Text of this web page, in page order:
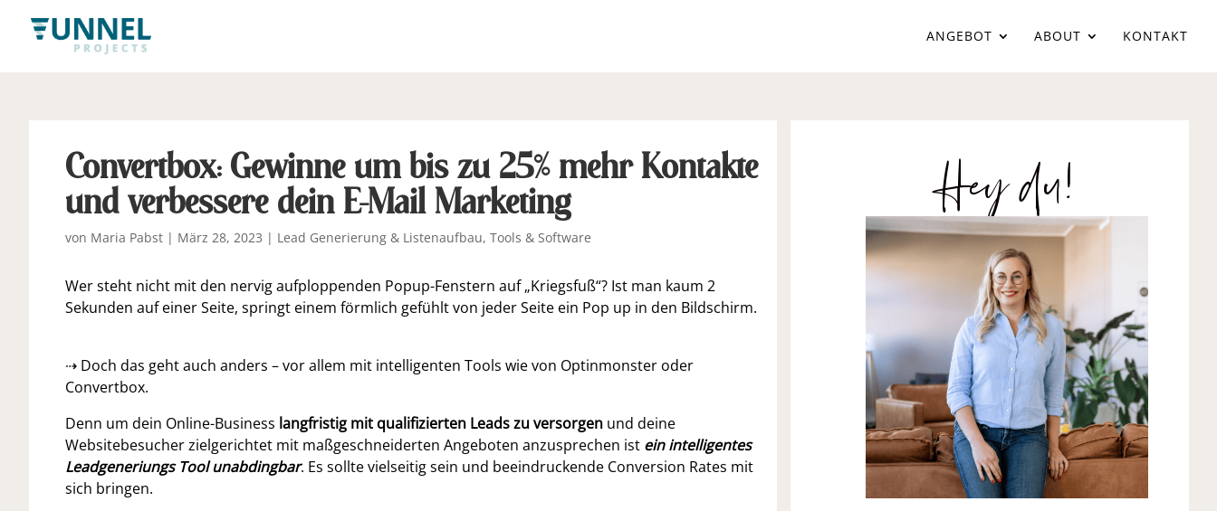
ANGEBOT ABOUT KONTAKT
Convertbox: Gewinne um bis zu 25% mehr Kontakte
und verbessere dein E-Mail Marketing
von Maria Pabst| März 28, 2023 | Lead Generierung & Listenaufbau, Tools & Software
Wer steht nicht mit den nervig aufploppenden Popup-Fenstern auf „Kriegsfuß“? Ist man kaum 2
Sekunden auf einer Seite, springt einem förmlich gefühlt von jeder Seite ein Pop up in den Bildschirm.
⇢ Doch das geht auch anders – vor allem mit intelligenten Tools wie von Optinmonster oder
Convertbox.
Denn um dein Online-Business langfristig mit qualifizierten Leads zu versorgenund deine
Websitebesucher zielgerichtet mit maßgeschneiderten Angeboten anzusprechen ist ein intelligentes
Leadgeneriungs Tool unabdingbar. Es sollte vielseitig sein und beeindruckende Conversion Rates mit
sich bringen.
Hey du!